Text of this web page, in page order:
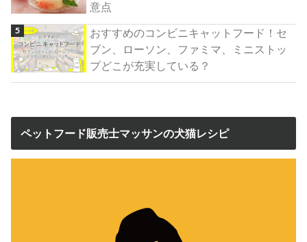
意点
おすすめのコンビニキャットフード！セ
ブン、ローソン、ファミマ、ミニストッ
プどこが充実している？
ペットフード販売士マッサンの犬猫レシピ